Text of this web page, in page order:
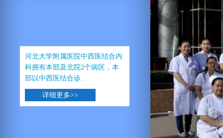
河北大学附属医院中西医结合内
科拥有本部及北院2个病区，本
部以中西医结合诊..
详细更多>>